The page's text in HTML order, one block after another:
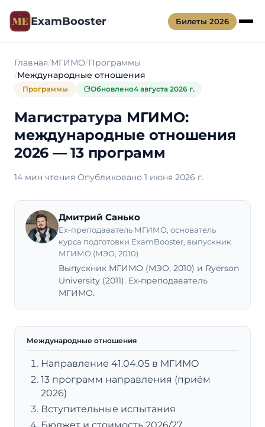
ExamBooster Билеты 2026
Главная МГИМО Программы
Международные отношения
Программы Обновлено4 августа 2026 г.
Магистратура МГИМО:
международные отношения
2026 — 13 программ
14 мин чтения·Опубликовано 1 июня 2026 г.
Дмитрий Санько
Ex-преподаватель МГИМО, основатель
курса подготовки ExamBooster, выпускник
МГИМО (МЭО, 2010)
Выпускник МГИМО (МЭО, 2010) и Ryerson
University (2011). Ex-преподаватель
МГИМО.
Международные отношения
Направление 41.04.05 в МГИМО
13 программ направления (приём
2026)
Вступительные испытания
Бюджет и стоимость 2026/27